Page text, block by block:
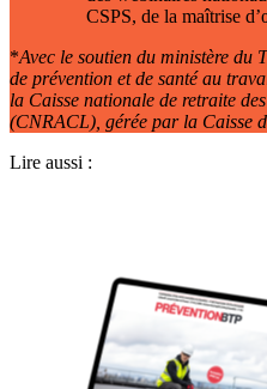
CSPS, de la maîtrise
*Avec le soutien du ministère du
de prévention et de santé au
la Caisse nationale de retraite
(CNRACL), gérée par la Caisse
Lire aussi :